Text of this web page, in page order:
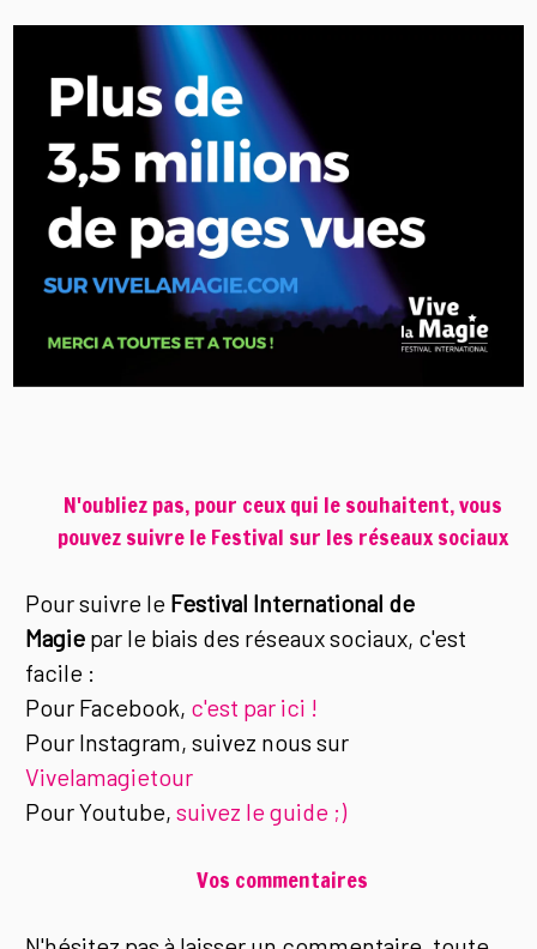
N'oubliez pas, pour ceux qui le souhaitent, vous
pouvez suivre le Festival sur les réseaux sociaux
Pour suivre le Festival International de
Magie par le biais des réseaux sociaux, c'est
facile :
Pour Facebook, c'est par ici !
Pour Instagram, suivez nous sur
Vivelamagietour
Pour Youtube,suivez le guide ;)
Vos commentaires